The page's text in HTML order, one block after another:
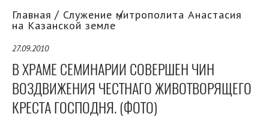
Главная Служение митрополита Анастасия
на Казанской земле
27.09.2010
В ХРАМЕ СЕМИНАРИИ СОВЕРШЕН ЧИН
ВОЗДВИЖЕНИЯ ЧЕСТНАГО ЖИВОТВОРЯЩЕГО
КРЕСТА ГОСПОДНЯ. (ФОТО)